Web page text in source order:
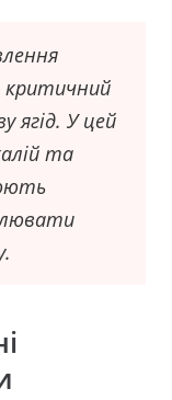
критичний
ягід. У цей
та